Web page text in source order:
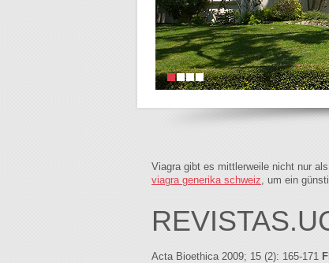
Viagra gibt es mittlerweile nicht nur
viagra generika schweiz, um ein
Acta Bioethica 2009; 15 (2): 165-171